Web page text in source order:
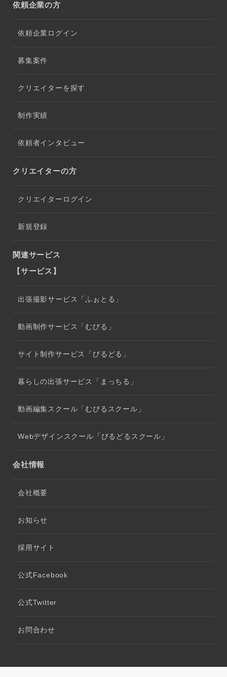
依頼企業の方
依頼企業ログイン
募集案件
クリエイターを探す
制作実績
依頼者インタビュー
クリエイターの方
クリエイターログイン
新規登録
関連サービス
【サービス】
出張撮影サービス「ふぉとる」
動画制作サービス「むびる」
サイト制作サービス「びるどる」
暮らしの出張サービス「まっちる」
動画編集スクール「むびるスクール」
Webデザインスクール「びるどるスクール」
会社情報
会社概要
お知らせ
採用サイト
公式Facebook
公式Twitter
お問合わせ